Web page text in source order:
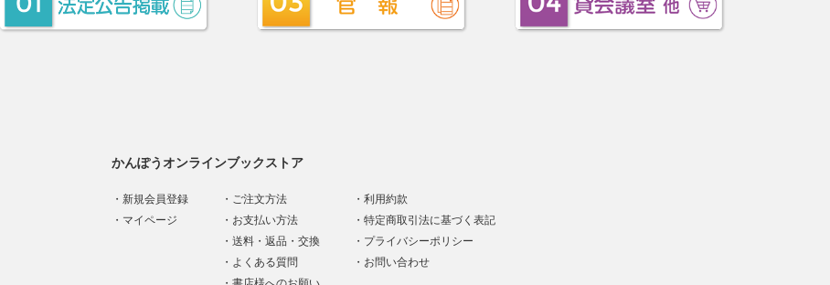
かんぽうオンラインブックストア
新規会員登録
マイページ
ご注文方法
お支払い方法
送料・返品・交換
よくある質問
利用約款
特定商取引法に基づく表記
プライバシーポリシー
お問い合わせ